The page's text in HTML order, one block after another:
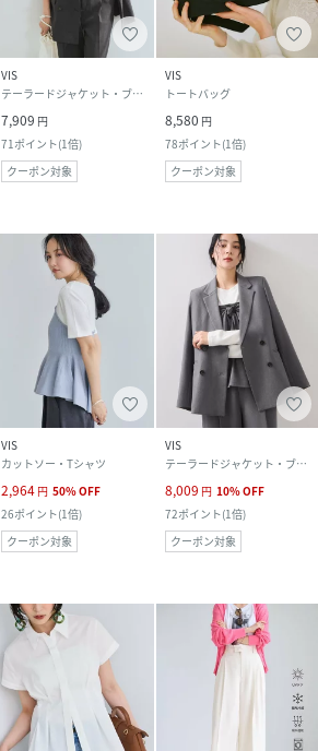
VIS
テーラードジャケット・ブレザー
7,909 円
71ポイント(1倍)
クーポン対象
VIS
トートバッグ
8,580 円
78ポイント(1倍)
クーポン対象
VIS
カットソー・Tシャツ
2,964 円 50%OFF
26ポイント(1倍)
クーポン対象
VIS
テーラードジャケット・ブレザー
8,009 円 10%OFF
72ポイント(1倍)
クーポン対象